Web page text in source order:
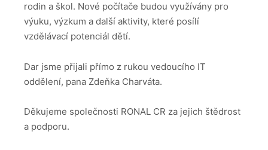
rodin a škol. Nové počítače budou využívány pro
výuku, výzkum a další aktivity, které posílí
vzdělávací potenciál dětí.
Dar jsme přijali přímo z rukou vedoucího IT
oddělení, pana Zdeňka Charváta.
Děkujeme společnosti RONAL CR za jejich štědrost
a podporu.